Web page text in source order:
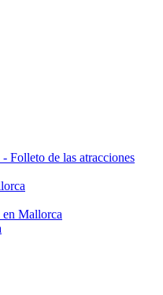
Folleto de las atracciones
Mallorca